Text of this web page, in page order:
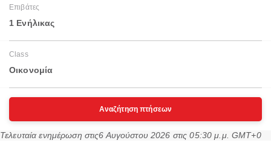
Επιβάτες
1 Ενήλικας
Class
Οικονομία
Αναζήτηση πτήσεων
Τελευταία ενημέρωση στις6 Αυγούστου 2026 στις 05:30 μ.μ. GMT+0